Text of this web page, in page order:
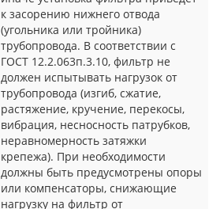
к засорению нижнего отвода
(угольника или тройника)
трубопровода. В соответствии с
ГОСТ 12.2.063п.3.10, фильтр не
должен испытывать нагрузок от
трубопровода (изгиб, сжатие,
растяжение, кручение, перекосы,
вибрация, несносность патрубков,
неравномерность затяжки
крепежа). При необходимости
должны быть предусмотрены опоры
или компенсаторы, снижающие
нагрузку на фильтр от